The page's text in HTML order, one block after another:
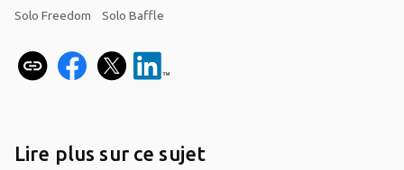
Solo Freedom Solo Baffle
Lire plus sur ce sujet